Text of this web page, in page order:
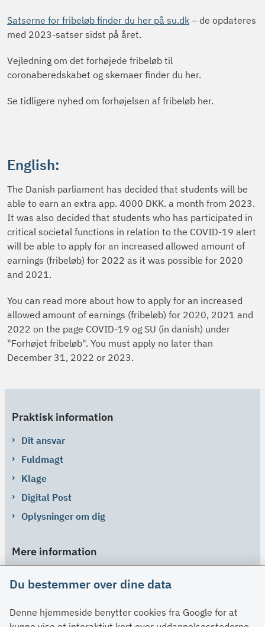
Satserne for fribeløb finder du her på su.dk – de opdateres
med 2023-satser sidst på året.
Vejledning om det forhøjede fribeløb til
coronaberedskabet og skemaer finder du her.
Se tidligere nyhed om forhøjelsen af fribeløb her.
English:
The Danish parliament has decided that students will be
able to earn an extra app. 4000 DKK. a month from 2023.
It was also decided that students who has participated in
critical societal functions in relation to the COVID-19 alert
will be able to apply for an increased allowed amount of
earnings (fribeløb) for 2022 as it was possible for 2020
and 2021.
You can read more about how to apply for an increased
allowed amount of earnings (fribeløb) for 2020, 2021 and
2022 on the page COVID-19 og SU (in danish) under
"Forhøjet fribeløb". You must apply no later than
December 31, 2022 or 2023.
Praktisk information
Dit ansvar
Fuldmagt
Klage
Digital Post
Oplysninger om dig
Mere information
Spørgsmål og svar
Du bestemmer over dine data
Denne hjemmeside benytter cookies fra Google for at